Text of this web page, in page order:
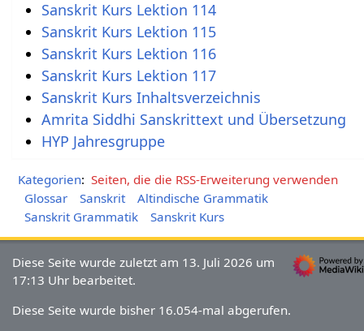
Sanskrit Kurs Lektion 114
Sanskrit Kurs Lektion 115
Sanskrit Kurs Lektion 116
Sanskrit Kurs Lektion 117
Sanskrit Kurs Inhaltsverzeichnis
Amrita Siddhi Sanskrittext und Übersetzung
HYP Jahresgruppe
Kategorien: Seiten, die die RSS-Erweiterung verwenden
Glossar
Sanskrit
Altindische Grammatik
Sanskrit Grammatik
Sanskrit Kurs
Diese Seite wurde zuletzt am 13. Juli 2026 um
17:13 Uhr bearbeitet.
Diese Seite wurde bisher 16.054-mal abgerufen.